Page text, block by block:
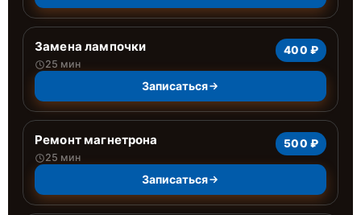
Замена лампочки
25 мин
400 ₽
Записаться
Ремонт магнетрона
25 мин
500 ₽
Записаться